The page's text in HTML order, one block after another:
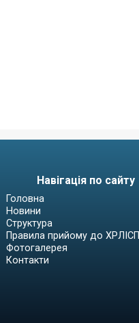
Навігація по сайту
Головна
Новини
Структура
Правила прийому до ХРЛІСП
Фотогалерея
Контакти